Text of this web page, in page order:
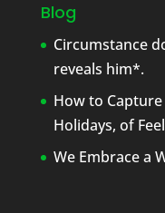
Blog
Circumstance
reveals him*.
How to
Holidays, of
We Embrace a